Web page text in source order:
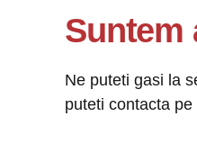
Suntem
Ne puteti gasi la
puteti contacta